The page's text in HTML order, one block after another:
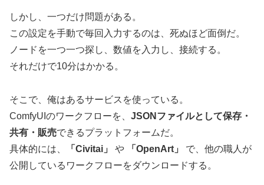
しかし、一つだけ問題がある。
この設定を手動で毎回入力するのは、死ぬほど面倒だ。
ノードを一つ一つ探し、数値を入力し、接続する。
それだけで10分はかかる。
そこで、俺はあるサービスを使っている。
ComfyUIのワークフローを、 JSONファイルとして保存・
共有・販売できるプラットフォームだ。
具体的には、
「Civitai」 や 「OpenArt」
で、他の職人が
公開しているワークフローをダウンロードする。